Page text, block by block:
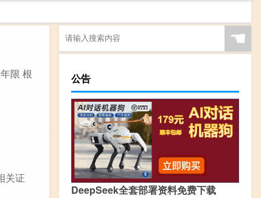
限 根
关证
☚
公告
DeepSeek全套部署资料免费下载